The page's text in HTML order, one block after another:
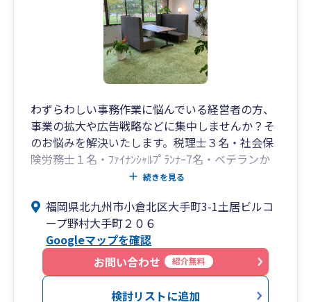
会計・税務の“見える化”を実現します。
相続・事業承継の専門チームとの連携による出口
まで視野に入れた提案が可能。
出口戦略から次世代への承継までを見据えた支
援体制を構築しています。
■このような方におすすめです
・中小企業の経営者様で、決算書を“融資に強
い”状態にしたい
・創業間もない、または成長段階の法人で、会
計・税務の整備から始めたい
・将来的に事業承継や相続を見据えて、税務・財
務の準備を進めたい
わずらわしい事務作業に悩んでいる経営者の方、
事業の拡大や広告戦略などに集中しませんか？そ
のお悩みを解決いたします。税理士３名・社会保
険労務士１名・ﾌｧｲﾅﾝｼｬﾙﾌﾟﾗﾝﾅｰ7名・ベテランか
ら若手まで27名のスタッフが在籍しておりま
限らずお気軽にご連絡ください。
続きを見る
福岡県北九州市小倉北区大手町3-1土居ビルコ
ープ野村大手町２０６
Googleマップを確認
お問い合わせ
紹介無料
検討リストに追加